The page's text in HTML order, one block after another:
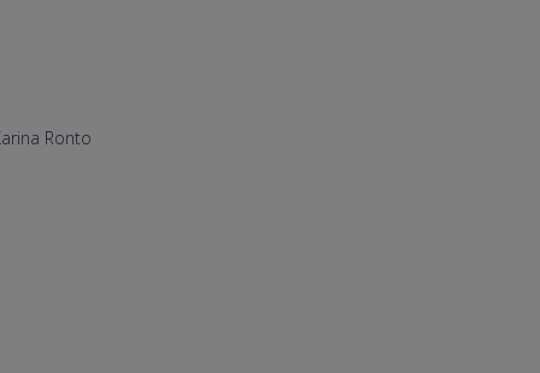
Ronto